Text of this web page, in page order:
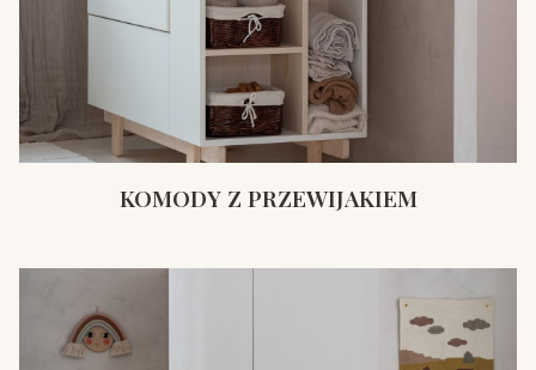
KOMODY Z PRZEWIJAKIEM